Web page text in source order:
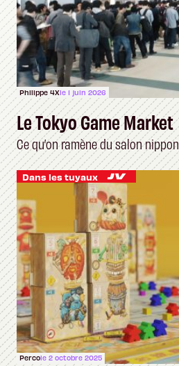
Philippe 4Xle 1 juin 2026
Le Tokyo Game Market
Ce qu’on ramène du salon nippon
Dans les tuyaux
Percole 2 octobre 2025